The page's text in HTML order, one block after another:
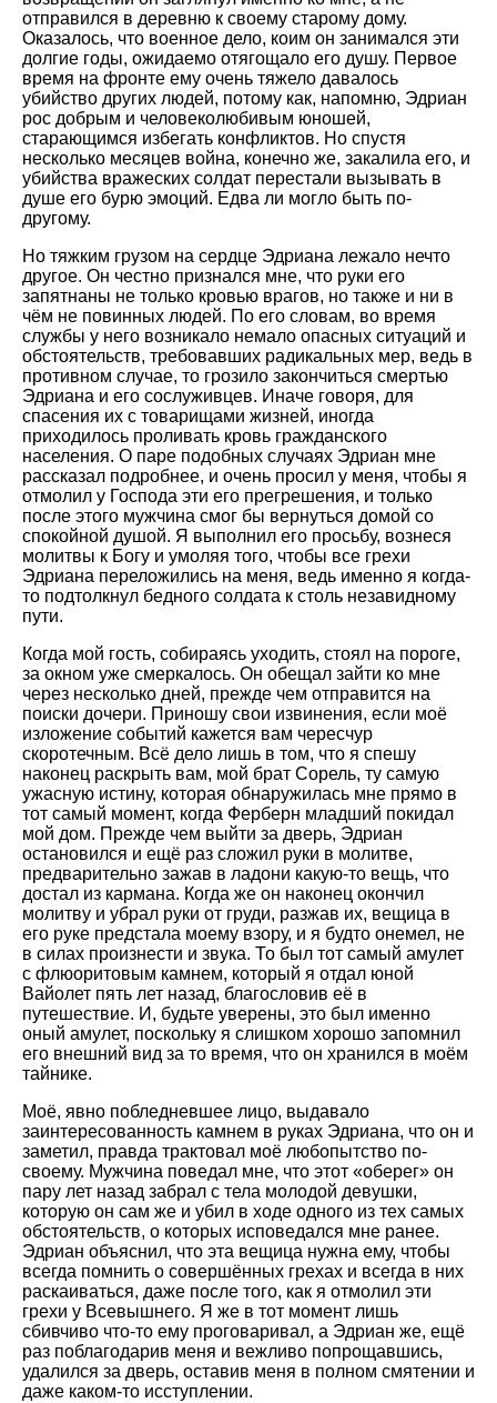
отправился в деревню к своему старому дому.
Оказалось, что военное дело, коим он занимался эти
долгие годы, ожидаемо отягощало его душу. Первое
время на фронте ему очень тяжело давалось
убийство других людей, потому как, напомню, Эдриан
рос добрым и человеколюбивым юношей,
старающимся избегать конфликтов. Но спустя
несколько месяцев война, конечно же, закалила его, и
убийства вражеских солдат перестали вызывать в
душе его бурю эмоций. Едва ли могло быть по-
другому.
Но тяжким грузом на сердце Эдриана лежало нечто
другое. Он честно признался мне, что руки его
запятнаны не только кровью врагов, но также и ни в
чём не повинных людей. По его словам, во время
службы у него возникало немало опасных ситуаций и
обстоятельств, требовавших радикальных мер, ведь в
противном случае, то грозило закончиться смертью
Эдриана и его сослуживцев. Иначе говоря, для
спасения их с товарищами жизней, иногда
приходилось проливать кровь гражданского
населения. О паре подобных случаях Эдриан мне
рассказал подробнее, и очень просил у меня, чтобы я
отмолил у Господа эти его прегрешения, и только
после этого мужчина смог бы вернуться домой со
спокойной душой. Я выполнил его просьбу, вознеся
молитвы к Богу и умоляя того, чтобы все грехи
Эдриана переложились на меня, ведь именно я когда-
то подтолкнул бедного солдата к столь незавидному
пути.
Когда мой гость, собираясь уходить, стоял на пороге,
за окном уже смеркалось. Он обещал зайти ко мне
через несколько дней, прежде чем отправится на
поиски дочери. Приношу свои извинения, если моё
изложение событий кажется вам чересчур
скоротечным. Всё дело лишь в том, что я спешу
наконец раскрыть вам, мой брат Сорель, ту самую
ужасную истину, которая обнаружилась мне прямо в
тот самый момент, когда Ферберн младший покидал
мой дом. Прежде чем выйти за дверь, Эдриан
остановился и ещё раз сложил руки в молитве,
предварительно зажав в ладони какую-то вещь, что
достал из кармана. Когда же он наконец окончил
молитву и убрал руки от груди, разжав их, вещица в
его руке предстала моему взору, и я будто онемел, не
в силах произнести и звука. То был тот самый амулет
с флюоритовым камнем, который я отдал юной
Вайолет пять лет назад, благословив её в
путешествие. И, будьте уверены, это был именно
оный амулет, поскольку я слишком хорошо запомнил
его внешний вид за то время, что он хранился в моём
тайнике.
Моё, явно побледневшее лицо, выдавало
заинтересованность камнем в руках Эдриана, что он и
заметил, правда трактовал моё любопытство по-
своему. Мужчина поведал мне, что этот «оберег» он
пару лет назад забрал с тела молодой девушки,
которую он сам же и убил в ходе одного из тех самых
обстоятельств, о которых исповедался мне ранее.
Эдриан объяснил, что эта вещица нужна ему, чтобы
всегда помнить о совершённых грехах и всегда в них
раскаиваться, даже после того, как я отмолил эти
грехи у Всевышнего. Я же в тот момент лишь
сбивчиво что-то ему проговаривал, а Эдриан же, ещё
раз поблагодарив меня и вежливо попрощавшись,
удалился за дверь, оставив меня в полном смятении и
даже каком-то исступлении.